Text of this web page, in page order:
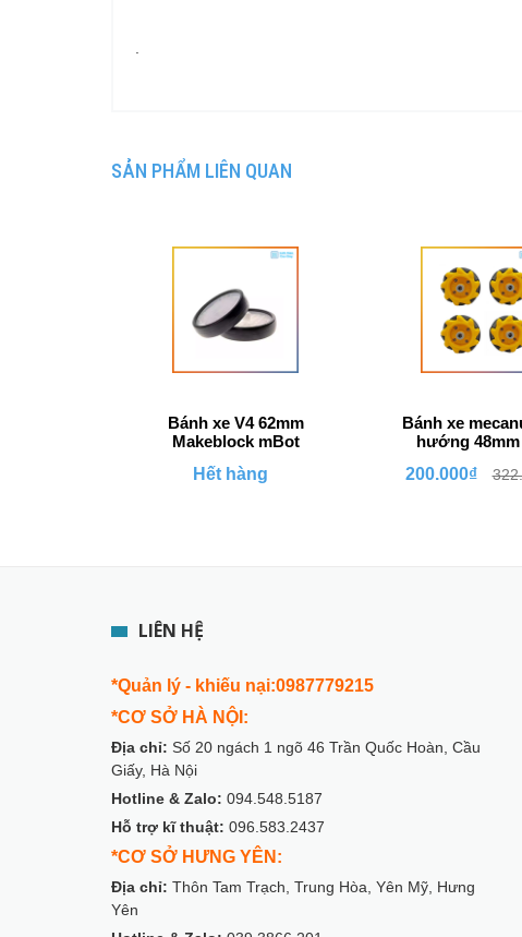
SẢN PHẨM LIÊN QUAN
Bánh xe V4 62mm
Makeblock mBot
Hết hàng
Bánh xe
hướng 48mm
200.000₫
LIÊN HỆ
*Quản lý - khiếu nại:0987779215
*CƠ SỞ HÀ NỘI:
Địa chỉ: Số 20 ngách 1 ngõ 46 Trần Quốc Hoàn, Cầu
Giấy, Hà Nội
Hotline & Zalo: 094.548.5187
Hỗ trợ kĩ thuật: 096.583.2437
*CƠ SỞ HƯNG YÊN:
Địa chỉ: Thôn Tam Trạch, Trung Hòa, Yên Mỹ, Hưng
Yên